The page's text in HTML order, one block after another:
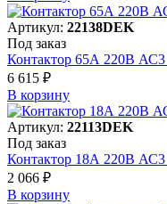
Артикул: 22138DEK
Под заказ
Контактор 65А 220В
6 615 ₽
В корзинy
Артикул: 22113DEK
Под заказ
Контактор 18А 220В
2 066 ₽
В корзинy